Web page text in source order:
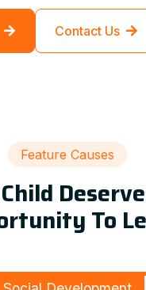
Contact Us
Feature Causes
To